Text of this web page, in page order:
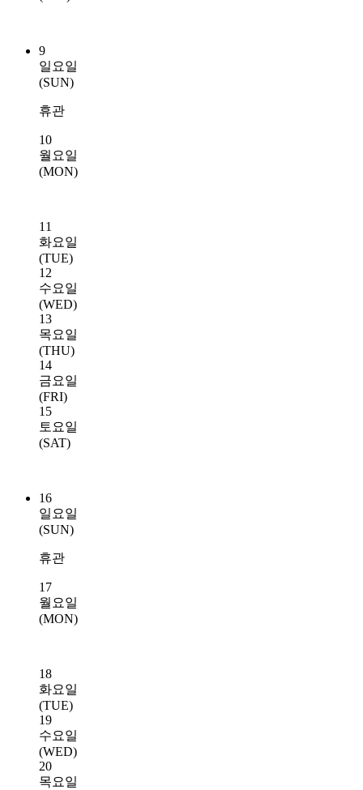
9
일요일
(SUN)
휴관
10
월요일
(MON)
11
화요일
(TUE)
12
수요일
(WED)
13
목요일
(THU)
14
금요일
(FRI)
15
토요일
(SAT)
16
일요일
(SUN)
휴관
17
월요일
(MON)
18
화요일
(TUE)
19
수요일
(WED)
20
목요일